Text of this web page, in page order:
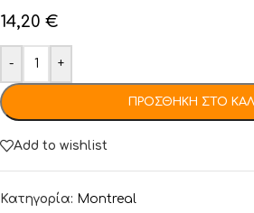
14,20 €
- +
ΠΡΟΣΘΉΚΗ ΣΤΟ
Add to wishlist
Κατηγορία: Montreal